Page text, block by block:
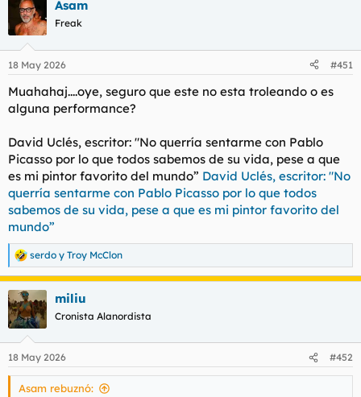
c
i
a
d
o
d
e
t
e
a
e
i
c
o
Asam
Freak
18 May 2026 #451
Muahahaj....oye, seguro que este no esta troleando o es
alguna performance?
David Uclés, escritor: "No querría sentarme con Pablo
Picasso por lo que todos sabemos de su vida, pese a que
es mi pintor favorito del mundo” David Uclés, escritor: "No
querría sentarme con Pablo Picasso por lo que todos
sabemos de su vida, pese a que es mi pintor favorito del
mundo”
R
e
a
c
c
i
e
s
serdo y Troy McClon
miliu
Cronista Alanordista
18 May 2026 #452
Asam rebuznó: